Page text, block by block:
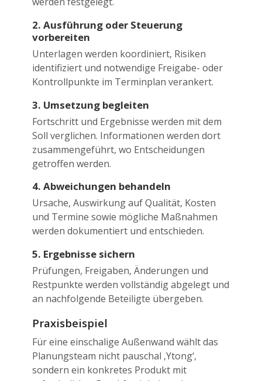
2. Ausführung oder Steuerung
vorbereiten
Unterlagen werden koordiniert, Risiken
identifiziert und notwendige Freigabe- oder
Kontrollpunkte im Terminplan verankert.
3. Umsetzung begleiten
Fortschritt und Ergebnisse werden mit dem
Soll verglichen. Informationen werden dort
zusammengeführt, wo Entscheidungen
getroffen werden.
4. Abweichungen behandeln
Ursache, Auswirkung auf Qualität, Kosten
und Termine sowie mögliche Maßnahmen
werden dokumentiert und entschieden.
5. Ergebnisse sichern
Prüfungen, Freigaben, Änderungen und
Restpunkte werden vollständig abgelegt und
an nachfolgende Beteiligte übergeben.
Praxisbeispiel
Für eine einschalige Außenwand wählt das
Planungsteam nicht pauschal ‚Ytong‘,
sondern ein konkretes Produkt mit